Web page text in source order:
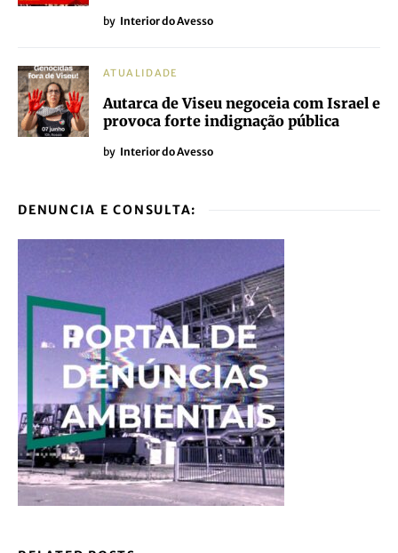
by Interior do Avesso
ATUALIDADE
Autarca de Viseu negoceia com Israel e
provoca forte indignação pública
by Interior do Avesso
DENUNCIA E CONSULTA: